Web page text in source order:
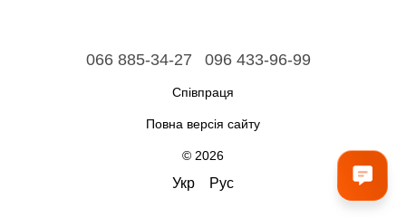
066 885-34-27 096 433-96-99
Співпраця
Повна версія сайту
© 2026
Укр Рус